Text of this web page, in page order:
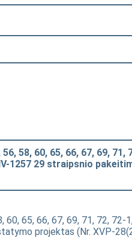
58, 60, 65, 66, 67, 69, 71,
1257 29 straipsnio
60, 65, 66, 67, 69, 71, 72,
projektas (Nr. XVP-